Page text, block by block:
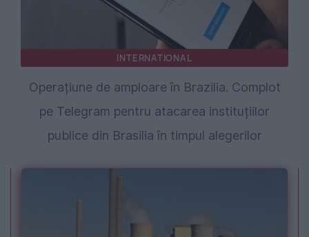
INTERNATIONAL
Operațiune de amploare în Brazilia. Complot
pe Telegram pentru atacarea instituțiilor
publice din Brasilia în timpul alegerilor